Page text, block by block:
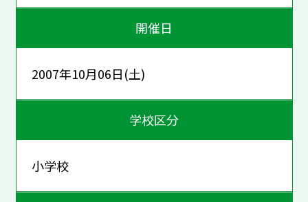
開催日
2007年10月06日(土)
学校区分
小学校